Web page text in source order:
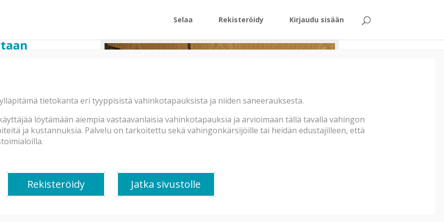
Selaa Rekisteröidy Kirjaudu sisään
* Alapuolisen
ei havaittu millään
sekä alla
Keittiössä
tulvimista vettä
tietokanta eri tyyppisistä vahinkotapauksista ja niiden saneerauksesta.
löytämään aiempia vastaavanlaisia vahinkotapauksia ja arvioimaan tällä tavalla vahingon
ja kustannuksia. Palvelu on tarkoitettu sekä vahingonkärsijöille tai heidän edustajilleen, että
Rekisteröidy Jatka sivustolle